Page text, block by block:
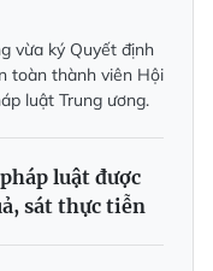
vừa ký Quyết định
toàn thành viên Hội
luật Trung ương.
luật được
sát thực tiễn